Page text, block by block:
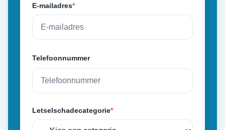
E-mailadres*
Telefoonnummer
Letselschadecategorie*